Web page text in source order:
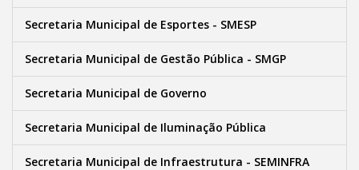
Secretaria Municipal de Esportes - SMESP
Secretaria Municipal de Gestão Pública - SMGP
Secretaria Municipal de Governo
Secretaria Municipal de Iluminação Pública
Secretaria Municipal de Infraestrutura - SEMINFRA